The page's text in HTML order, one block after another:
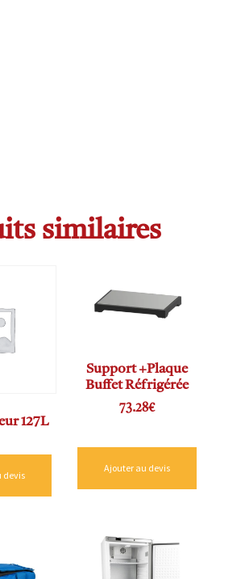
similaires
127L
devis
Support +Plaque
Buffet Réfrigérée
73.28€
Ajouter au devis